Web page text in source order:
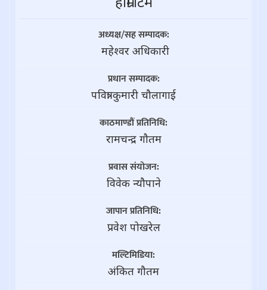
अध्यक्ष/सह सम्पादक:
महेश्वर अधिकारी
प्रधान सम्पादक:
पवित्रा कुमारी चौलागाई
काठमाण्डौं प्रतिनिधि:
रामचन्द्र गाैतम
प्रवास संयोजन:
विवेक न्यौपाने
जापान प्रतिनिधि:
प्रवेश पोखरेल
मल्टिमिडिया:
अंकित गौतम